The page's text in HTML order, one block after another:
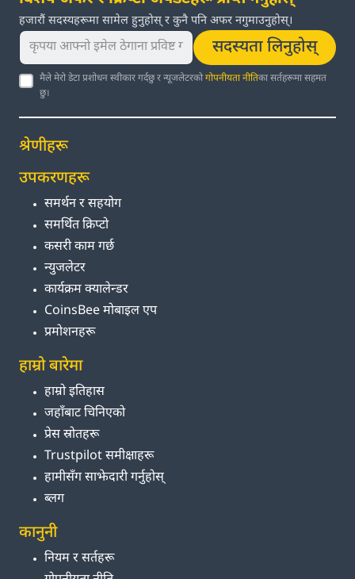
हजारौं सदस्यहरूमा सामेल हुनुहोस् र कुनै पनि अफर नगुमाउनुहोस्।
सदस्यता लिनुहोस्
मैले मेरो डेटा प्रशोधन स्वीकार गर्दछु र न्यूजलेटरकोगोपनीयता नीतिका सर्तहरूमा सहमत
छु।
श्रेणीहरू
उपकरणहरू
समर्थन र सहयोग
समर्थित क्रिप्टो
कसरी काम गर्छ
न्युजलेटर
कार्यक्रम क्यालेन्डर
CoinsBee मोबाइल एप
प्रमोशनहरू
हाम्रो बारेमा
हाम्रो इतिहास
जहाँबाट चिनिएको
प्रेस स्रोतहरू
Trustpilot समीक्षाहरू
हामीसँग साझेदारी गर्नुहोस्
ब्लग
कानुनी
नियम र सर्तहरू